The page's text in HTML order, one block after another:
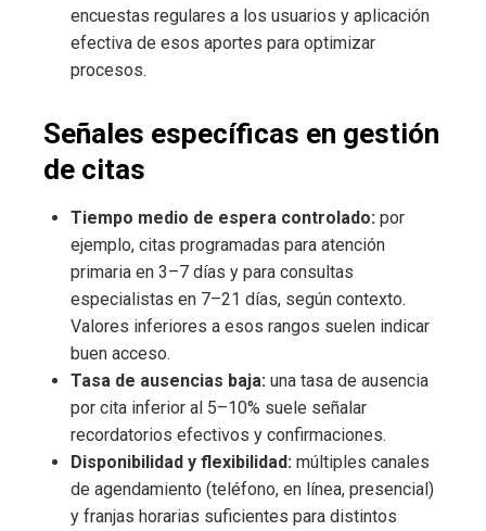
encuestas regulares a los usuarios y aplicación
efectiva de esos aportes para optimizar
procesos.
Señales específicas en gestión
de citas
Tiempo medio de espera controlado: por
ejemplo, citas programadas para atención
primaria en 3–7 días y para consultas
especialistas en 7–21 días, según contexto.
Valores inferiores a esos rangos suelen indicar
buen acceso.
Tasa de ausencias baja: una tasa de ausencia
por cita inferior al 5–10% suele señalar
recordatorios efectivos y confirmaciones.
Disponibilidad y flexibilidad: múltiples canales
de agendamiento (teléfono, en línea, presencial)
y franjas horarias suficientes para distintos